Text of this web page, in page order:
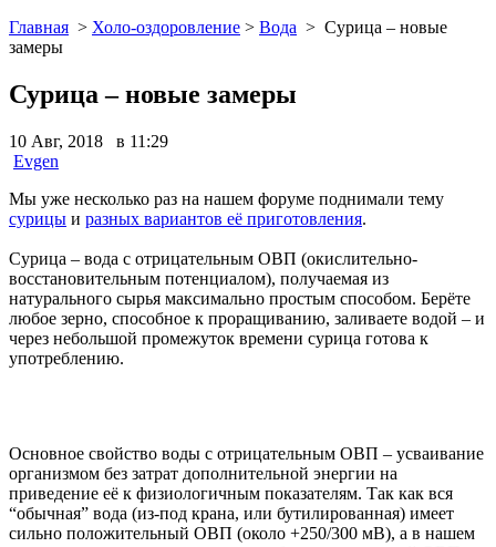
Главная > Холо-оздоровление > Вода > Сурица – новые
замеры
Сурица – новые замеры
10 Авг, 2018 в 11:29
Evgen
Мы уже несколько раз на нашем форуме поднимали тему
сурицы и разных вариантов её приготовления.
Сурица – вода с отрицательным ОВП (окислительно-
восстановительным потенциалом), получаемая из
натурального сырья максимально простым способом. Берёте
любое зерно, способное к проращиванию, заливаете водой – и
через небольшой промежуток времени сурица готова к
употреблению.
Основное свойство воды с отрицательным ОВП – усваивание
организмом без затрат дополнительной энергии на
приведение её к физиологичным показателям. Так как вся
“обычная” вода (из-под крана, или бутилированная) имеет
сильно положительный ОВП (около +250/300 мВ), а в нашем